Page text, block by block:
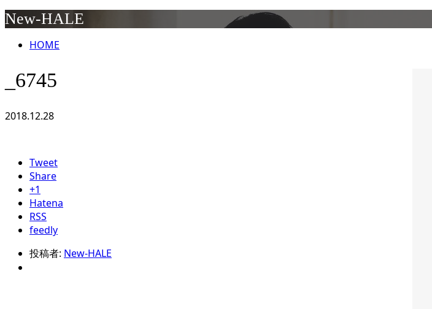
New-HALE
HOME
_6745
2018.12.28
Tweet
Share
+1
Hatena
RSS
feedly
投稿者: New-HALE